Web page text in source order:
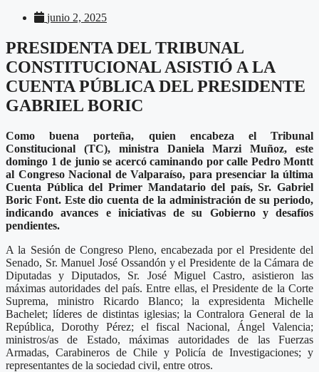
junio 2, 2025
PRESIDENTA DEL TRIBUNAL
CONSTITUCIONAL ASISTIÓ A LA
CUENTA PÚBLICA DEL PRESIDENTE
GABRIEL BORIC
Como buena porteña, quien encabeza el Tribunal
Constitucional (TC), ministra Daniela Marzi Muñoz, este
domingo 1 de junio se acercó caminando por calle Pedro Montt
al Congreso Nacional de Valparaíso, para presenciar la última
Cuenta Pública del Primer Mandatario del país, Sr. Gabriel
Boric Font. Este dio cuenta de la administración de su periodo,
indicando avances e iniciativas de su Gobierno y desafíos
pendientes.
A la Sesión de Congreso Pleno, encabezada por el Presidente del
Senado, Sr. Manuel José Ossandón y el Presidente de la Cámara de
Diputadas y Diputados, Sr. José Miguel Castro, asistieron las
máximas autoridades del país. Entre ellas, el Presidente de la Corte
Suprema, ministro Ricardo Blanco; la expresidenta Michelle
Bachelet; líderes de distintas iglesias; la Contralora General de la
República, Dorothy Pérez; el fiscal Nacional, Ángel Valencia;
ministros/as de Estado, máximas autoridades de las Fuerzas
Armadas, Carabineros de Chile y Policía de Investigaciones; y
representantes de la sociedad civil, entre otros.